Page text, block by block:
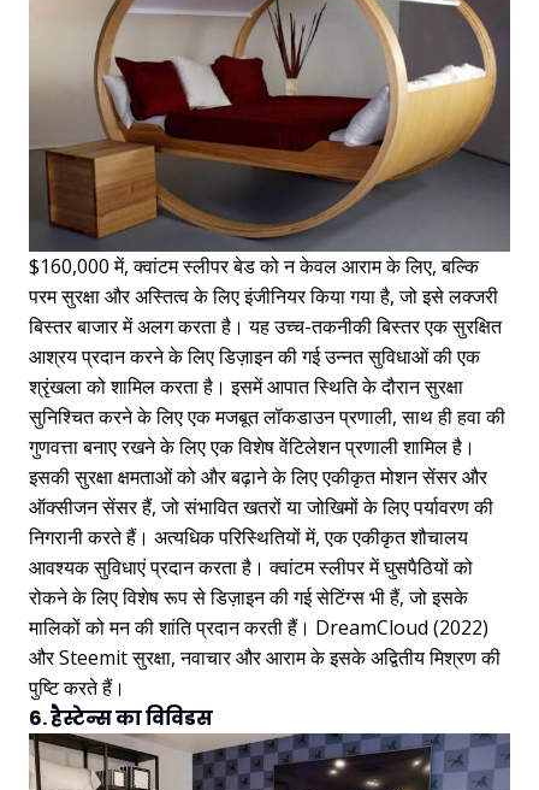
$160,000 में, क्वांटम स्लीपर बेड को न केवल आराम के लिए, बल्कि
परम सुरक्षा और अस्तित्व के लिए इंजीनियर किया गया है, जो इसे लक्जरी
बिस्तर बाजार में अलग करता है। यह उच्च-तकनीकी बिस्तर एक सुरक्षित
आश्रय प्रदान करने के लिए डिज़ाइन की गई उन्नत सुविधाओं की एक
श्रृंखला को शामिल करता है। इसमें आपात स्थिति के दौरान सुरक्षा
सुनिश्चित करने के लिए एक मजबूत लॉकडाउन प्रणाली, साथ ही हवा की
गुणवत्ता बनाए रखने के लिए एक विशेष वेंटिलेशन प्रणाली शामिल है।
इसकी सुरक्षा क्षमताओं को और बढ़ाने के लिए एकीकृत मोशन सेंसर और
ऑक्सीजन सेंसर हैं, जो संभावित खतरों या जोखिमों के लिए पर्यावरण की
निगरानी करते हैं। अत्यधिक परिस्थितियों में, एक एकीकृत शौचालय
आवश्यक सुविधाएं प्रदान करता है। क्वांटम स्लीपर में घुसपैठियों को
रोकने के लिए विशेष रूप से डिज़ाइन की गई सेटिंग्स भी हैं, जो इसके
मालिकों को मन की शांति प्रदान करती हैं। DreamCloud (2022)
और Steemit सुरक्षा, नवाचार और आराम के इसके अद्वितीय मिश्रण की
पुष्टि करते हैं।
6. हैस्टेन्स का विविडस